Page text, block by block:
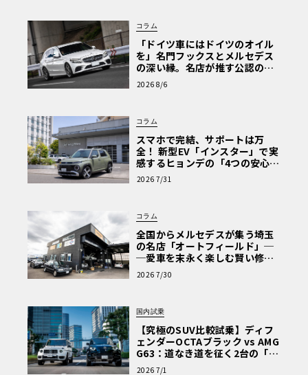
コラム
「ドイツ車にはドイツのオイル
を」名門フックスとメルセデス
の深い縁。名店が推す公認の安
心と、Cクラスで味わうシルキー
な走り〈PR〉
2026 8/6
コラム
スマホで完結、サポートは万
全！ 新型EV「インスター」で実
感するヒョンデの「4つの安心」
【第1回・ヒョンデ6つの疑問：
Why? Hyundai?】〈PR〉
2026 7/31
コラム
全国からメルセデスが集う埼玉
の名店「オートフィールド」─
─愛車を末永く楽しむ賢い修理
術と、プロがフックス製オイル
を選ぶ理由〈PR〉
2026 7/30
国内試乗
【究極のSUV比較試乗】ディフ
ェンダーOCTAブラック vs AMG
G63：道なき道を征く2台の「対
極的アプローチ」
2026 7/1